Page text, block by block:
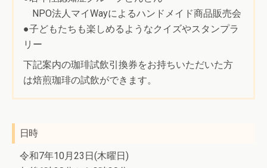
NPO法人マイWayによるハンドメイド商品販売会
●子どもたちも楽しめるようなクイズやスタンプラ
リー
下記案内の珈琲試飲引換券をお持ちいただいた方
は焙煎珈琲の試飲ができます。
日時
令和7年10月23日(木曜日)